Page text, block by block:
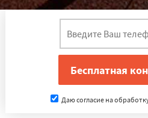
Даю согласие на